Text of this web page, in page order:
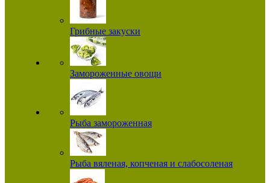
Грибные закуски
Замороженные овощи
Рыба замороженная
Рыба вяленая, копченая и слабосоленая